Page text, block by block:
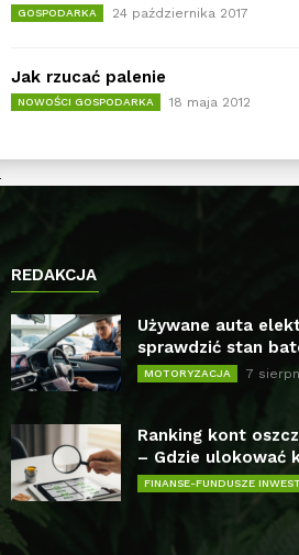
GOSPODARKA 24 października 2017
Jak rzucać palenie
NOWOŚCI GOSPODARKA 18 maja 2012
REDAKCJA
Używane auta
sprawdzić stan
MOTORYZACJA 7
Ranking kont
– Gdzie ulokować
FINANSE-FUNDUSZE